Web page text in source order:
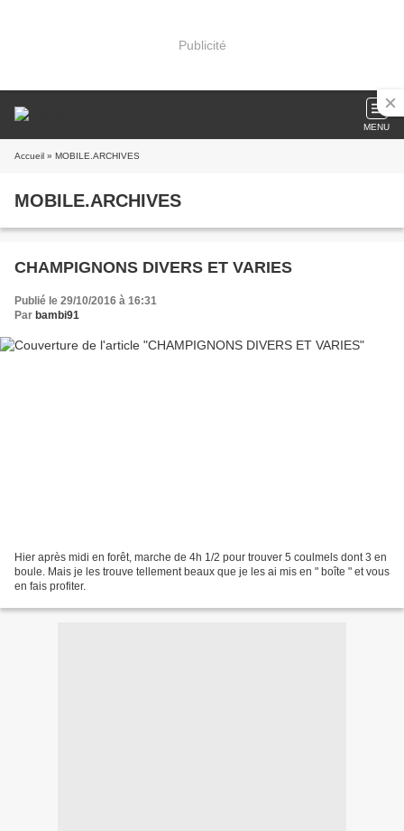
Publicité
MENU
Accueil » MOBILE.ARCHIVES
MOBILE.ARCHIVES
CHAMPIGNONS DIVERS ET VARIES
Publié le 29/10/2016 à 16:31
Par bambi91
Hier après midi en forêt, marche de 4h 1/2 pour trouver 5 coulmels dont 3 en
boule. Mais je les trouve tellement beaux que je les ai mis en " boîte " et vous
en fais profiter.